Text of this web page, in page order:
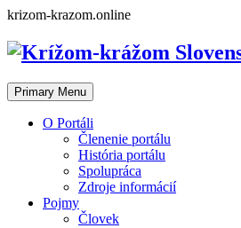
Skip
content
krizom-krazom.online
Primary Menu
O Portáli
Členenie portálu
História portálu
Spolupráca
Zdroje informácií
Pojmy
Človek